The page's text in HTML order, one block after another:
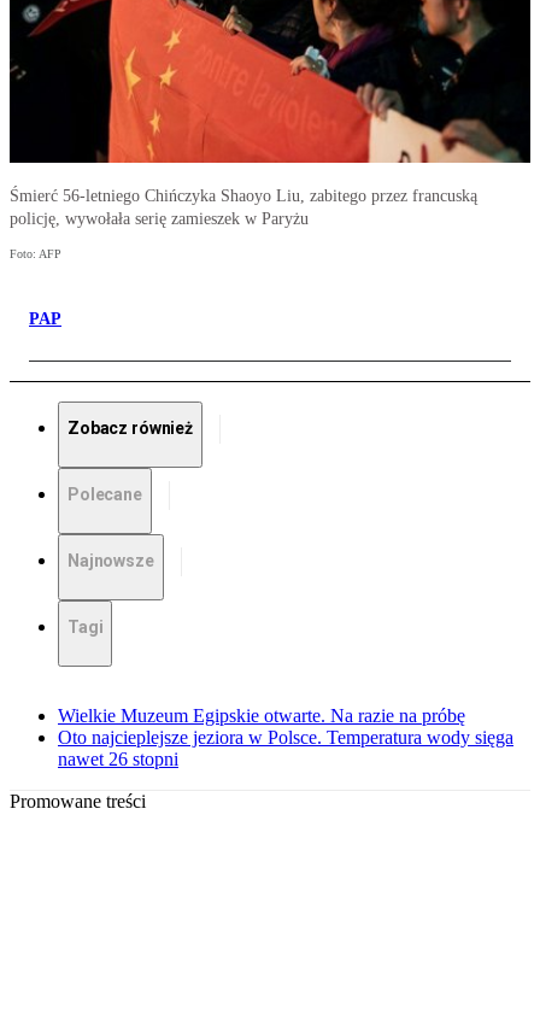
Śmierć 56-letniego Chińczyka Shaoyo Liu, zabitego przez francuską
policję, wywołała serię zamieszek w Paryżu
Foto: AFP
PAP
Zobacz również
Polecane
Najnowsze
Tagi
Wielkie Muzeum Egipskie otwarte. Na razie na próbę
Oto najcieplejsze jeziora w Polsce. Temperatura wody sięga
nawet 26 stopni
Promowane treści